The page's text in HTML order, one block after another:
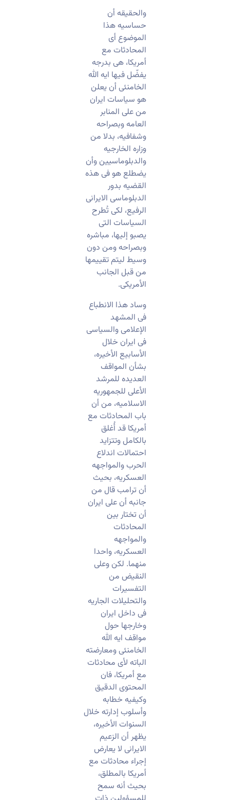
والحقیقه أن
حساسیه هذا
الموضوع أی
المحادثات مع
أمریکا، هی بدرجه
یفضّل فیها ایه الله
الخامنئی أن یعلن
هو سیاسات ایران
من على المنابر
العامه وبصراحه
وشفافیه، بدلا من
وزاره الخارجیه
والدبلوماسیین وأن
یضطلع هو فی هذه
القضیه بدور
الدبلوماسی الایرانی
الرفیع، لکی تُطرح
السیاسات التی
یصبو إلیها، مباشره
وبصراحه ومن دون
وسیط لیتم تقییمها
من قبل الجانب
الأمریکی.
وساد هذا الانطباع
فی المشهد
الإعلامی والسیاسی
فی ایران خلال
الأسابیع الأخیره،
بشأن المواقف
العدیده للمرشد
الأعلى للجمهوریه
الاسلامیه، من أن
باب المحادثات مع
أمریکا قد أُغلق
بالکامل وتتزاید
احتمالات اندلاع
الحرب والمواجهه
العسکریه، بحیث
أن ترامب قال من
جانبه أن على ایران
أن تختار بین
المحادثات
والمواجهه
العسکریه، واحدا
منهما. لکن وعلى
النقیض من
التفسیرات
والتحلیلات الجاریه
فی داخل ایران
وخارجها حول
مواقف ایه الله
الخامنئی ومعارضته
الباته لأی محادثات
مع أمریکا، فان
المحتوى الدقیق
وکیفیه خطابه
وأسلوب إدارته خلال
السنوات الأخیره،
یظهر أن الزعیم
الایرانی لا یعارض
إجراء محادثات مع
أمریکا بالمطلق،
بحیث أنه سمح